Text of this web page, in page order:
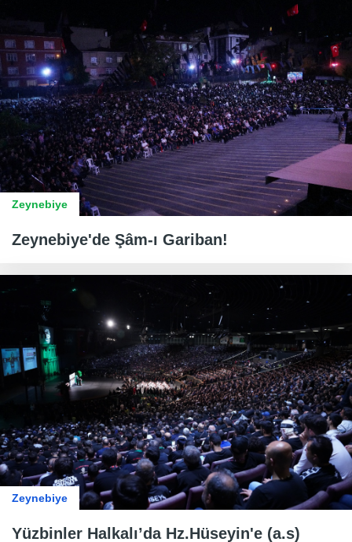
Zeynebiye
Zeynebiye'de Şâm-ı Gariban!
Zeynebiye
Yüzbinler Halkalı’da Hz.Hüseyin'e (a.s)